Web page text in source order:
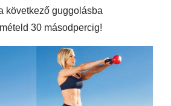
következő guggolásba
30 másodpercig!